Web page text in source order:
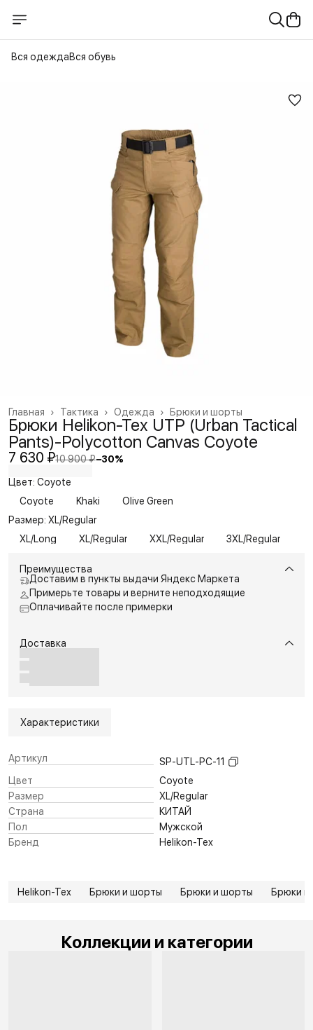
Вся одеждаВся обувь
Брюки и шорты
Одежда ›
Тактика ›
Главная ›
Брюки Helikon-Tex UTP (Urban Tactical
Pants)-Polycotton Canvas Coyote
7 630 ₽10 900 ₽−30%
Цвет: Coyote
Coyote
Khaki
Olive Green
Размер: XL/Regular
XL/Long
XL/Regular XXL/Regular 3XL/Regular
Преимущества
Доставим в пункты выдачи Яндекс Маркета
Примерьте товары и верните неподходящие
Оплачивайте после примерки
Доставка
Характеристики
Артикул
SP-UTL-PC-11
Цвет
Coyote
Размер
XL/Regular
Страна
КИТАЙ
Пол
Мужской
Бренд
Helikon-Tex
Helikon-Tex Брюки и шорты Брюки и шорты Брюки
Коллекции и категории